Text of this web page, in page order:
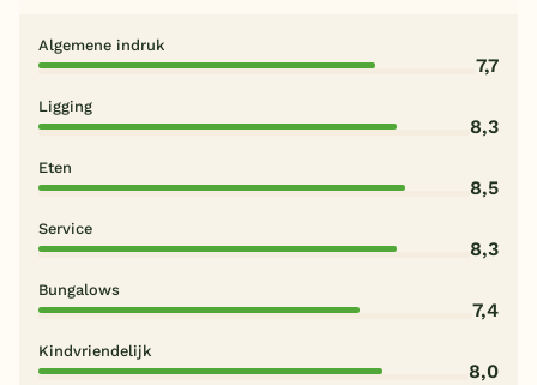
Algemene indruk
7,7
Ligging
8,3
Eten
8,5
Service
8,3
Bungalows
7,4
Kindvriendelijk
8,0